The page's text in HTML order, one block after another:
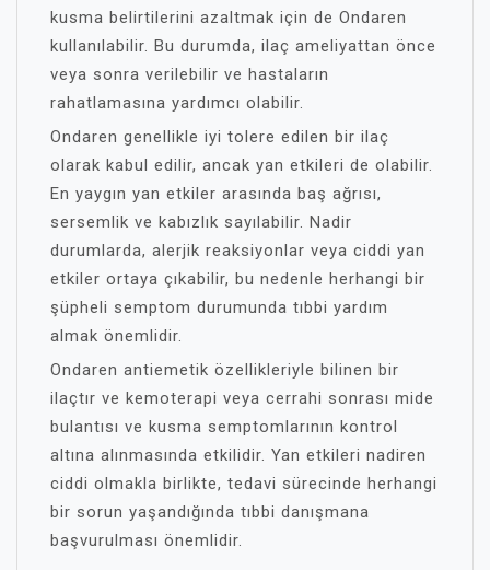
kusma belirtilerini azaltmak için de Ondaren
kullanılabilir. Bu durumda, ilaç ameliyattan önce
veya sonra verilebilir ve hastaların
rahatlamasına yardımcı olabilir.
Ondaren genellikle iyi tolere edilen bir ilaç
olarak kabul edilir, ancak yan etkileri de olabilir.
En yaygın yan etkiler arasında baş ağrısı,
sersemlik ve kabızlık sayılabilir. Nadir
durumlarda, alerjik reaksiyonlar veya ciddi yan
etkiler ortaya çıkabilir, bu nedenle herhangi bir
şüpheli semptom durumunda tıbbi yardım
almak önemlidir.
Ondaren antiemetik özellikleriyle bilinen bir
ilaçtır ve kemoterapi veya cerrahi sonrası mide
bulantısı ve kusma semptomlarının kontrol
altına alınmasında etkilidir. Yan etkileri nadiren
ciddi olmakla birlikte, tedavi sürecinde herhangi
bir sorun yaşandığında tıbbi danışmana
başvurulması önemlidir.